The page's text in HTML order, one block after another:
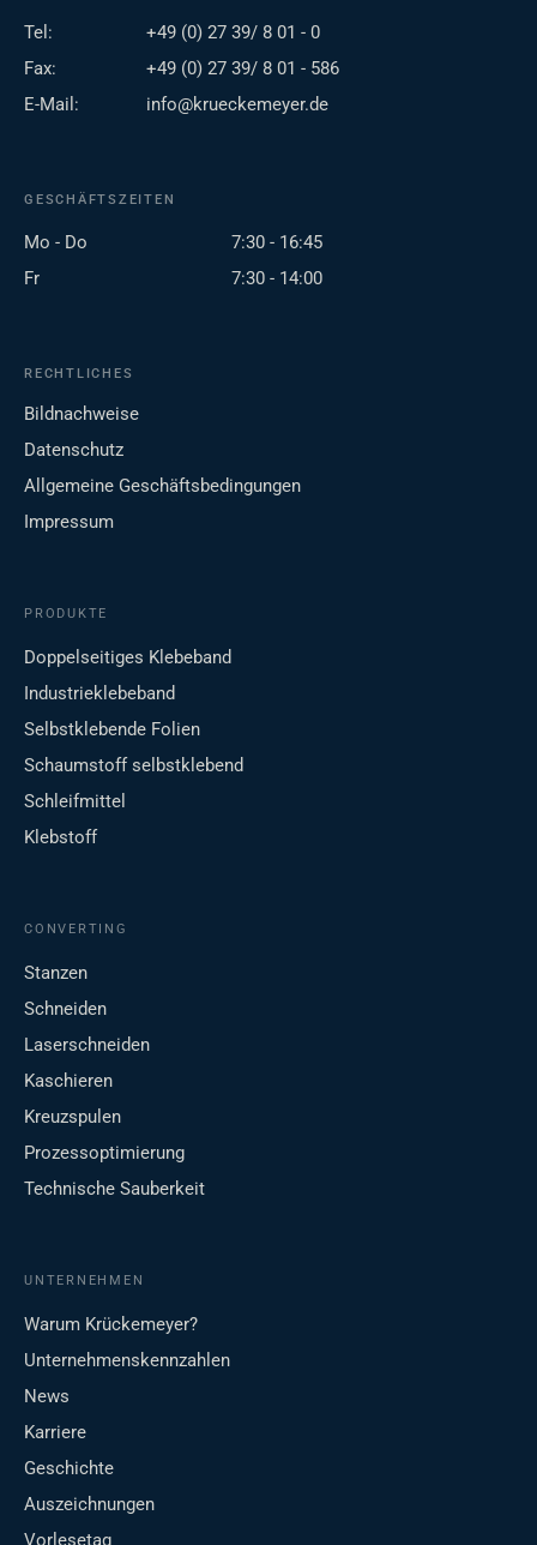
Tel:
+49 (0) 27 39/ 8 01 - 0
Fax:
+49 (0) 27 39/ 8 01 - 586
E-Mail:
info@krueckemeyer.de
GESCHÄFTSZEITEN
Mo - Do
7:30 - 16:45
Fr
7:30 - 14:00
RECHTLICHES
Bildnachweise
Datenschutz
Allgemeine Geschäftsbedingungen
Impressum
PRODUKTE
Doppelseitiges Klebeband
Industrieklebeband
Selbstklebende Folien
Schaumstoff selbstklebend
Schleifmittel
Klebstoff
CONVERTING
Stanzen
Schneiden
Laserschneiden
Kaschieren
Kreuzspulen
Prozessoptimierung
Technische Sauberkeit
UNTERNEHMEN
Warum Krückemeyer?
Unternehmenskennzahlen
News
Karriere
Geschichte
Auszeichnungen
Vorlesetag